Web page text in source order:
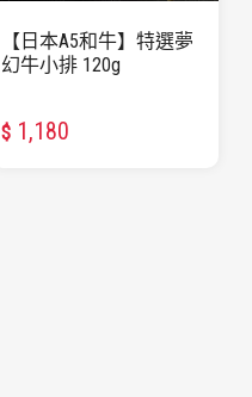
【日本A5和牛】特選夢
幻牛小排 120g
$ 1,180